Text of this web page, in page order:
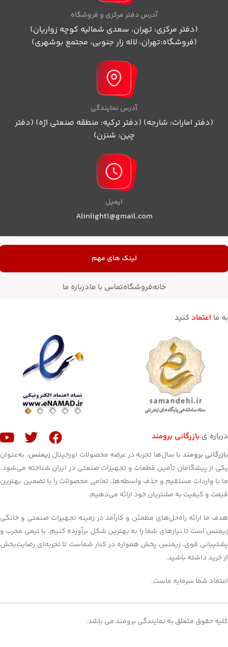
آدرس دفتر مرکزی و فروشگاه
(دفتر مرکزی: تهران، سعدی شمالیه کوچه زواریان)
(فروشگاه:تهران، لاله زار جنوبی، مجتمع بوشهری)
آدرس نمایندگی
(دفتر امارات: شارجه) (دفتر ترکیه: منطقه صنعتی اژه) (دفتر
چین: شنزن)
ایمیل
Alinlight1@gmail.com
لینک های مهم
خانهفروشگاهتماس با مادرباره ما
درباره ی بازرگانی برومند
بازرگانی برومند با سال‌ها تجربه در عرضه محصولات اورجینال زیمنس، به‌عنوان
یکی از پیشگامان تأمین قطعات و تجهیزات صنعتی در ایران شناخته می‌شود.
ما با واردات مستقیم و حذف واسطه‌ها، تمامی محصولات را با تضمین بهترین
قیمت و کیفیت به مشتریان خود ارائه می‌دهیم.
هدف ما ارائه راه‌حل‌های مطمئن و کارآمد در زمینه تجهیزات صنعتی و خانگی
زیمنس است تا نیازهای شما را به بهترین شکل برآورده کنیم. با تیمی مجرب و
پشتیبانی قوی، زیمنس پخش همواره در کنار شماست تا تجربه‌ای رضایت‌بخش
از خرید داشته باشید.
اعتماد شما سرمایه ماست.
کلیه حقوق متعلق به نمایندگی برومند می باشد.
به ما اعتماد کنید